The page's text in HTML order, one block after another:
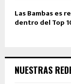
Las Bambas es
dentro del Top
NUESTRAS